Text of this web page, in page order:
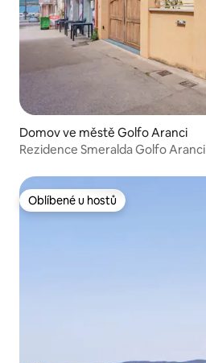
Domov ve městě Golfo Aranci
Rezidence Smeralda Golfo Aranci
Oblíbené u hostů
Oblíbené u hostů